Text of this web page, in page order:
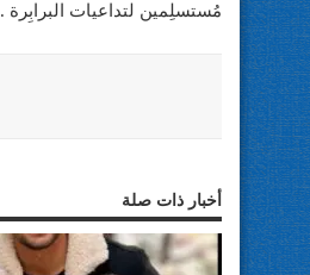
مُستسلِمين لتداعيات البرابِرة .
أخبار ذات صلة